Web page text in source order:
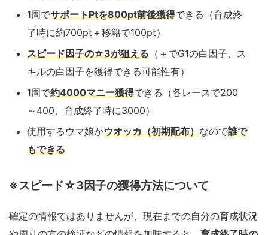
1周でサポートPtを800pt前後獲得できる（育成終
了時に約700pt＋移籍で100pt）
スピード因子の☆3が狙える （＋でG1の白因子、ス
キルの白因子を獲得できる可能性有）
1周で約4000マニー獲得できる（各レースで200
～400、育成終了時に3000）
使用するウマ娘がウオッカ（初期配布）なので誰で
もできる
※スピード☆3因子の獲得方法について
確定の情報ではありませんが、現在までの自分の育成状況